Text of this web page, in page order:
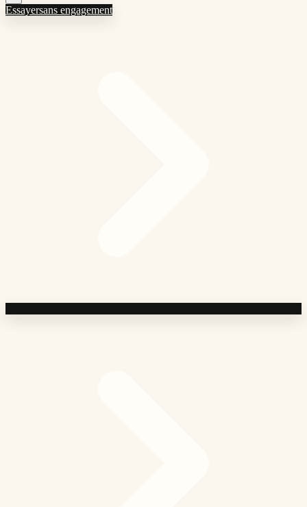
Essayersans engagement